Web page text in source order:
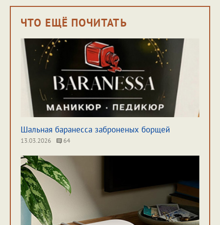
ЧТО ЕЩЁ ПОЧИТАТЬ
Шальная баранесса заброненых борщей
13.03.2026 64